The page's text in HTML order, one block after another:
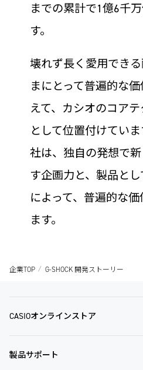
までの累計で1億6千
す。
壊れず長く愛用でき
まにとって普遍的な
えて、カシオのコア
として位置付けてい
社は、独自の発想で
す企画力と、製品と
によって、普遍的な
ます。
企業TOP G-SHOCK 開発ストーリー
CASIOオンラインストア
製品サポート